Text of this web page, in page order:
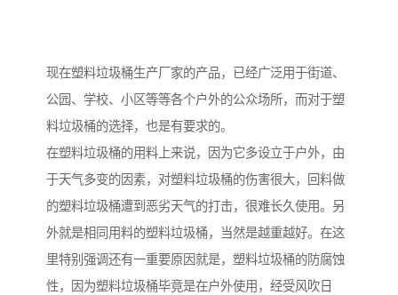
现在塑料垃圾桶生产厂家的产品，已经广泛用于街道、
公园、学校、小区等等各个户外的公众场所，而对于塑
料垃圾桶的选择，也是有要求的。
在塑料垃圾桶的用料上来说，因为它多设立于户外，由
于天气多变的因素，对塑料垃圾桶的伤害很大，回料做
的塑料垃圾桶遭到恶劣天气的打击，很难长久使用。另
外就是相同用料的塑料垃圾桶，当然是越重越好。在这
里特别强调还有一重要原因就是，塑料垃圾桶的防腐蚀
性，因为塑料垃圾桶毕竟是在户外使用，经受风吹日